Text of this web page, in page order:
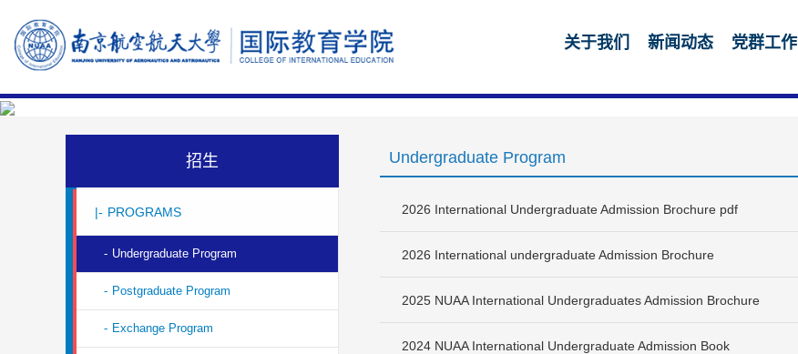
关于我们 新闻动态 党群工作
招生
|- PROGRAMS
- Undergraduate Program
- Postgraduate Program
- Exchange Program
Undergraduate Program
2026 International Undergraduate Admission Brochure pdf
2026 International undergraduate Admission Brochure
2025 NUAA International Undergraduates Admission Brochure
2024 NUAA International Undergraduate Admission Book